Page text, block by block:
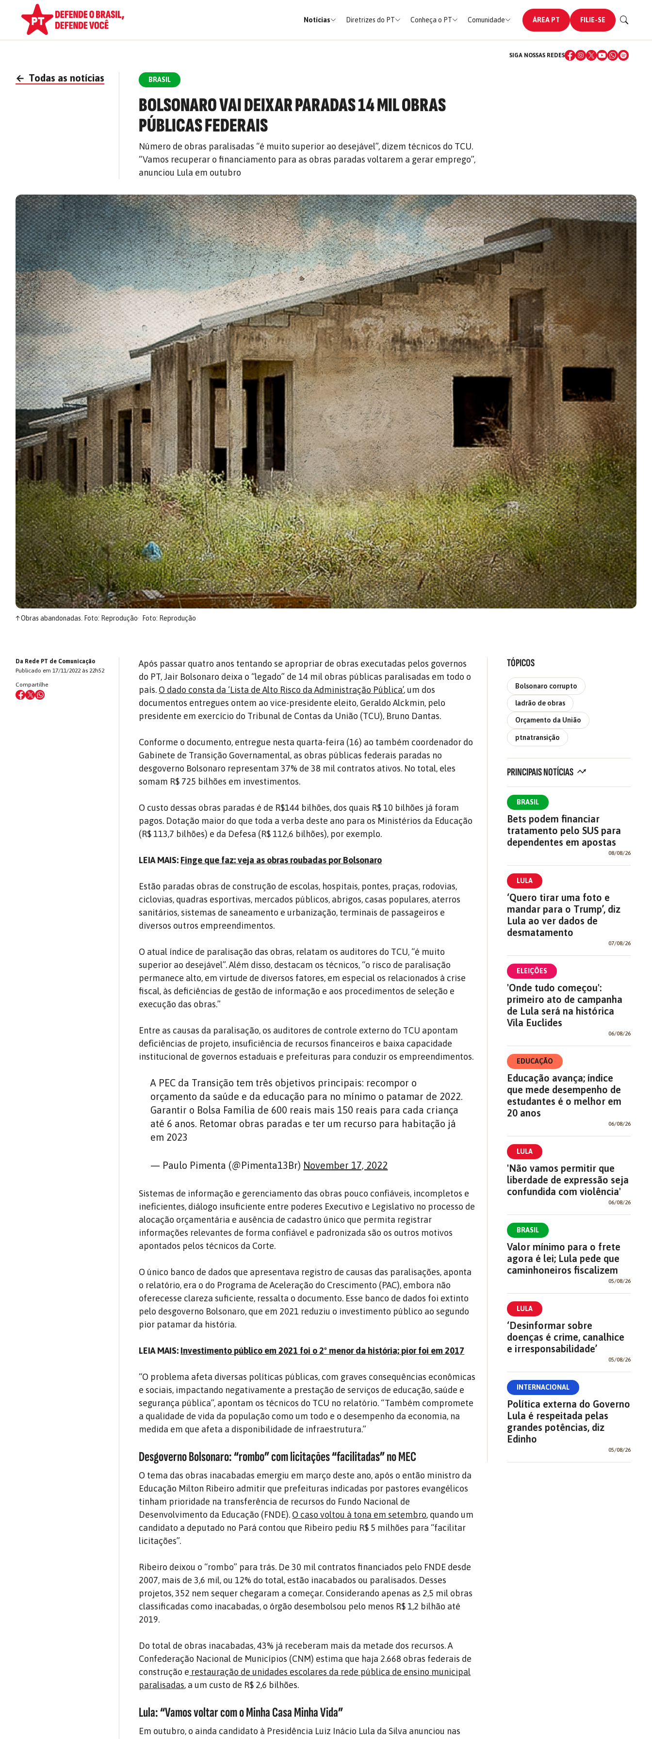
Notícias Diretrizes do PT Conheça o PT Comunidade ÁREA PT FILIE-SE
SIGA NOSSAS REDES
← Todas as notícias BRASIL
BOLSONARO VAI DEIXAR PARADAS 14 MIL OBRAS
PÚBLICAS FEDERAIS
Número de obras paralisadas “é muito superior ao desejável”, dizem técnicos do TCU.
“Vamos recuperar o financiamento para as obras paradas voltarem a gerar emprego”,
anunciou Lula em outubro
↑Obras abandonadas. Foto: Reprodução Foto: Reprodução
Da Rede PT de Comunicação
Publicado em 17/11/2022 às 22h52
Compartilhe
Após passar quatro anos tentando se apropriar de obras executadas pelos governos
do PT, Jair Bolsonaro deixa o “legado” de 14 mil obras públicas paralisadas em todo o
país. O dado consta da ‘Lista de Alto Risco da Administração Pública’, um dos
documentos entregues ontem ao vice-presidente eleito, Geraldo Alckmin, pelo
presidente em exercício do Tribunal de Contas da União (TCU), Bruno Dantas.
Conforme o documento, entregue nesta quarta-feira (16) ao também coordenador do
Gabinete de Transição Governamental, as obras públicas federais paradas no
desgoverno Bolsonaro representam 37% de 38 mil contratos ativos. No total, eles
somam R$ 725 bilhões em investimentos.
O custo dessas obras paradas é de R$144 bilhões, dos quais R$ 10 bilhões já foram
pagos. Dotação maior do que toda a verba deste ano para os Ministérios da Educação
(R$ 113,7 bilhões) e da Defesa (R$ 112,6 bilhões), por exemplo.
LEIA MAIS: Finge que faz: veja as obras roubadas por Bolsonaro
Estão paradas obras de construção de escolas, hospitais, pontes, praças, rodovias,
ciclovias, quadras esportivas, mercados públicos, abrigos, casas populares, aterros
sanitários, sistemas de saneamento e urbanização, terminais de passageiros e
diversos outros empreendimentos.
O atual índice de paralisação das obras, relatam os auditores do TCU, “é muito
superior ao desejável”. Além disso, destacam os técnicos, “o risco de paralisação
permanece alto, em virtude de diversos fatores, em especial os relacionados à crise
fiscal, às deficiências de gestão de informação e aos procedimentos de seleção e
execução das obras.”
Entre as causas da paralisação, os auditores de controle externo do TCU apontam
deﬁciências de projeto, insuﬁciência de recursos ﬁnanceiros e baixa capacidade
institucional de governos estaduais e prefeituras para conduzir os empreendimentos.
A PEC da Transição tem três objetivos principais: recompor o
orçamento da saúde e da educação para no mínimo o patamar de 2022.
Garantir o Bolsa Família de 600 reais mais 150 reais para cada criança
até 6 anos. Retomar obras paradas e ter um recurso para habitação já
em 2023
— Paulo Pimenta (@Pimenta13Br) November 17, 2022
Sistemas de informação e gerenciamento das obras pouco conﬁáveis, incompletos e
ineﬁcientes, diálogo insuficiente entre poderes Executivo e Legislativo no processo de
alocação orçamentária e ausência de cadastro único que permita registrar
informações relevantes de forma conﬁável e padronizada são os outros motivos
apontados pelos técnicos da Corte.
O único banco de dados que apresentava registro de causas das paralisações, aponta
o relatório, era o do Programa de Aceleração do Crescimento (PAC), embora não
oferecesse clareza suficiente, ressalta o documento. Esse banco de dados foi extinto
pelo desgoverno Bolsonaro, que em 2021 reduziu o investimento público ao segundo
pior patamar da história.
LEIA MAIS: Investimento público em 2021 foi o 2º menor da história; pior foi em 2017
“O problema afeta diversas políticas públicas, com graves consequências econômicas
e sociais, impactando negativamente a prestação de serviços de educação, saúde e
segurança pública”, apontam os técnicos do TCU no relatório. “Também compromete
a qualidade de vida da população como um todo e o desempenho da economia, na
medida em que afeta a disponibilidade de infraestrutura.”
Desgoverno Bolsonaro: “rombo” com licitações “facilitadas” no MEC
O tema das obras inacabadas emergiu em março deste ano, após o então ministro da
Educação Milton Ribeiro admitir que prefeituras indicadas por pastores evangélicos
tinham prioridade na transferência de recursos do Fundo Nacional de
Desenvolvimento da Educação (FNDE). O caso voltou à tona em setembro, quando um
candidato a deputado no Pará contou que Ribeiro pediu R$ 5 milhões para “facilitar
licitações”.
Ribeiro deixou o “rombo” para trás. De 30 mil contratos financiados pelo FNDE desde
2007, mais de 3,6 mil, ou 12% do total, estão inacabados ou paralisados. Desses
projetos, 352 nem sequer chegaram a começar. Considerando apenas as 2,5 mil obras
classificadas como inacabadas, o órgão desembolsou pelo menos R$ 1,2 bilhão até
2019.
Do total de obras inacabadas, 43% já receberam mais da metade dos recursos. A
Confederação Nacional de Municípios (CNM) estima que haja 2.668 obras federais de
construção e restauração de unidades escolares da rede pública de ensino municipal
paralisadas, a um custo de R$ 2,6 bilhões.
Lula: “Vamos voltar com o Minha Casa Minha Vida”
Em outubro, o ainda candidato à Presidência Luiz Inácio Lula da Silva anunciou nas
TÓPICOS
Bolsonaro corrupto
ladrão de obras
Orçamento da União
ptnatransição
PRINCIPAIS NOTÍCIAS
BRASIL
Bets podem financiar
tratamento pelo SUS para
dependentes em apostas
08/08/26
LULA
‘Quero tirar uma foto e
mandar para o Trump’, diz
Lula ao ver dados de
desmatamento
07/08/26
ELEIÇÕES
'Onde tudo começou':
primeiro ato de campanha
de Lula será na histórica
Vila Euclides
06/08/26
EDUCAÇÃO
Educação avança; índice
que mede desempenho de
estudantes é o melhor em
20 anos
06/08/26
LULA
'Não vamos permitir que
liberdade de expressão seja
confundida com violência'
06/08/26
BRASIL
Valor mínimo para o frete
agora é lei; Lula pede que
caminhoneiros fiscalizem
05/08/26
LULA
‘Desinformar sobre
doenças é crime, canalhice
e irresponsabilidade’
05/08/26
INTERNACIONAL
Política externa do Governo
Lula é respeitada pelas
grandes potências, diz
Edinho
05/08/26